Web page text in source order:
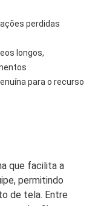
perdidas
longos,
para o recurso
que facilita a
permitindo
de tela. Entre